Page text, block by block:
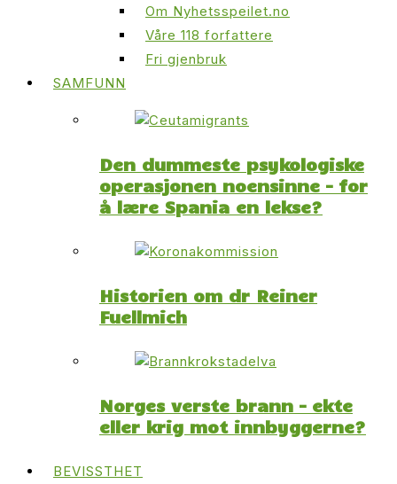
Om Nyhetsspeilet.no
Våre 118 forfattere
Fri gjenbruk
SAMFUNN
Den dummeste psykologiske
operasjonen noensinne – for
å lære Spania en lekse?
Historien om dr Reiner
Fuellmich
Norges verste brann – ekte
eller krig mot innbyggerne?
BEVISSTHET